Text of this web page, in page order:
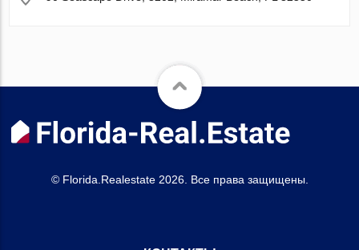
© Florida.Realestate 2026. Все права защищены.